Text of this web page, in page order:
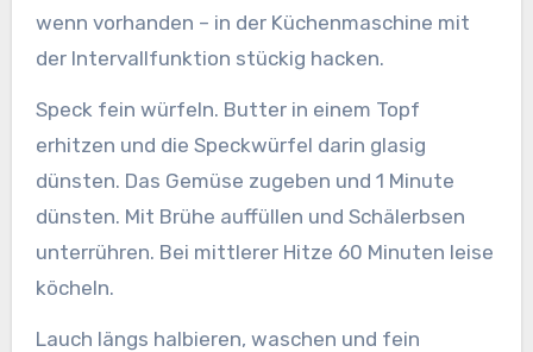
wenn vorhanden – in der Küchenmaschine mit
der Intervallfunktion stückig hacken.
Speck fein würfeln. Butter in einem Topf
erhitzen und die Speckwürfel darin glasig
dünsten. Das Gemüse zugeben und 1 Minute
dünsten. Mit Brühe auffüllen und Schälerbsen
unterrühren. Bei mittlerer Hitze 60 Minuten leise
köcheln.
Lauch längs halbieren, waschen und fein